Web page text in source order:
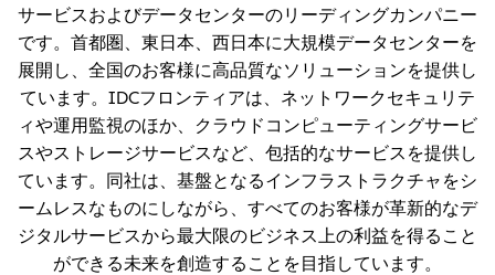
サービスおよびデータセンターのリーディングカンパニー
です。首都圏、東日本、西日本に大規模データセンターを
展開し、全国のお客様に高品質なソリューションを提供し
ています。IDCフロンティアは、ネットワークセキュリテ
ィや運用監視のほか、クラウドコンピューティングサービ
スやストレージサービスなど、包括的なサービスを提供し
ています。同社は、基盤となるインフラストラクチャをシ
ームレスなものにしながら、すべてのお客様が革新的なデ
ジタルサービスから最大限のビジネス上の利益を得ること
ができる未来を創造することを目指しています。